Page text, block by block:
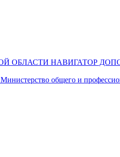
НАВИГАТОР
Министерство общего и